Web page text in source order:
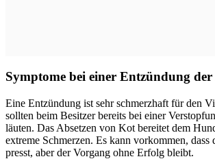
Symptome bei einer Entzündung
Eine Entzündung ist sehr schmerzhaft für den
sollten beim Besitzer bereits bei einer
läuten. Das Absetzen von Kot bereitet dem
extreme Schmerzen. Es kann vorkommen, dass
presst, aber der Vorgang ohne Erfolg bleibt.